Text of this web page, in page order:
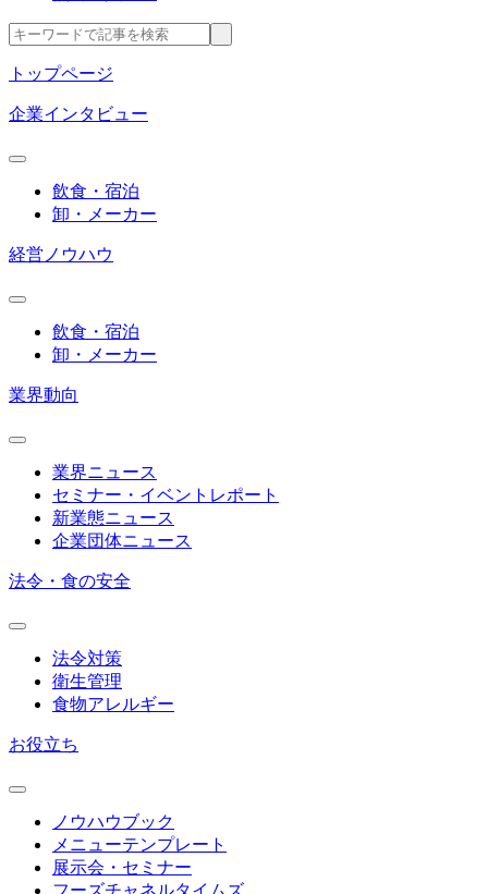
トップページ
企業インタビュー
飲食・宿泊
卸・メーカー
経営ノウハウ
飲食・宿泊
卸・メーカー
業界動向
業界ニュース
セミナー・イベントレポート
新業態ニュース
企業団体ニュース
法令・食の安全
法令対策
衛生管理
食物アレルギー
お役立ち
ノウハウブック
メニューテンプレート
展示会・セミナー
フーズチャネルタイムズ